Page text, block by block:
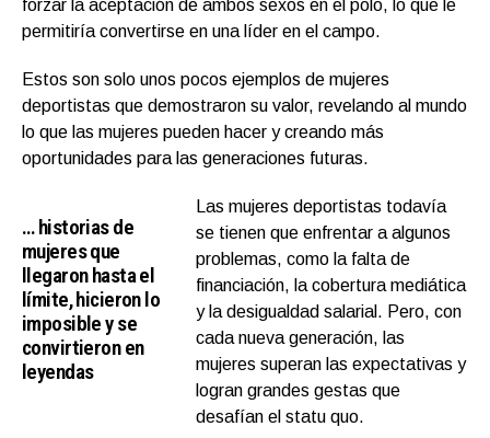
forzar la aceptación de ambos sexos en el polo, lo que le
permitiría convertirse en una líder en el campo.
Estos son solo unos pocos ejemplos de mujeres
deportistas que demostraron su valor, revelando al mundo
lo que las mujeres pueden hacer y creando más
oportunidades para las generaciones futuras.
… historias de
mujeres que
llegaron hasta el
límite, hicieron lo
imposible y se
convirtieron en
leyendas
Las mujeres deportistas todavía
se tienen que enfrentar a algunos
problemas, como la falta de
financiación, la cobertura mediática
y la desigualdad salarial. Pero, con
cada nueva generación, las
mujeres superan las expectativas y
logran grandes gestas que
desafían el statu quo.